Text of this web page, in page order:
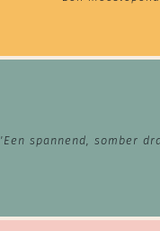
'Een spannend, somber